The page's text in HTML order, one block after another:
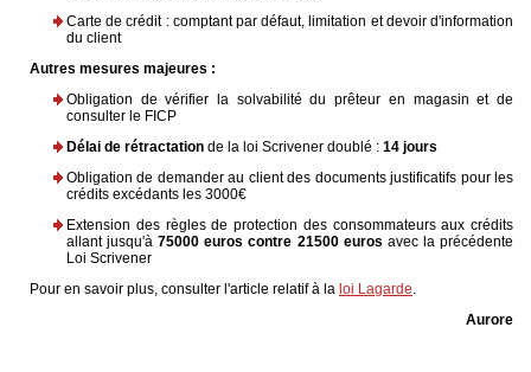
Carte de crédit : comptant par défaut, limitation et devoir d'information
du client
Autres mesures majeures :
Obligation de vérifier la solvabilité du prêteur en magasin et de
consulter le FICP
Délai de rétractation de la loi Scrivener doublé : 14 jours
Obligation de demander au client des documents justificatifs pour les
crédits excédants les 3000€
Extension des règles de protection des consommateurs aux crédits
allant jusqu'à75000 euros contre 21500 euros avec la précédente
Loi Scrivener
Pour en savoir plus, consulter l'article relatif à la loi Lagarde.
Aurore